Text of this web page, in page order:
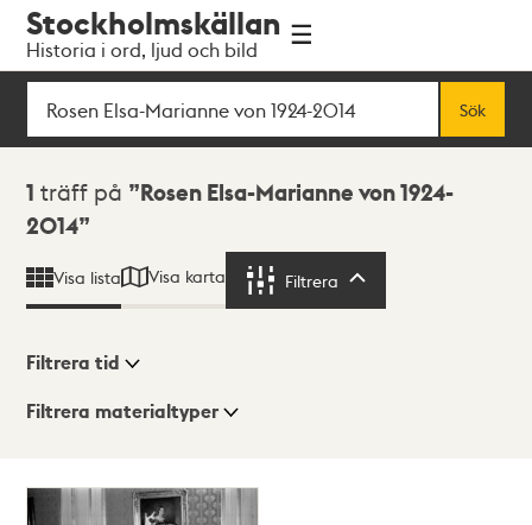
navigationen
huvudinnehållet
Stockholmskällan
Historia i ord, ljud och bild
Sök
Sök
Sökresultat
1 träff på
Rosen Elsa-Marianne von 1924-
2014
Visa lista Visa karta Filtrera
Visningsläge
Karta
Filtrera tid
Filtrera materialtyper
träffar